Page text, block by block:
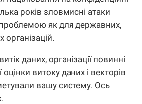
років зловмисні атаки
як для державних,
організацій.
даних, організації повинні
оцінки витоку даних і векторів
вашу систему. Ось